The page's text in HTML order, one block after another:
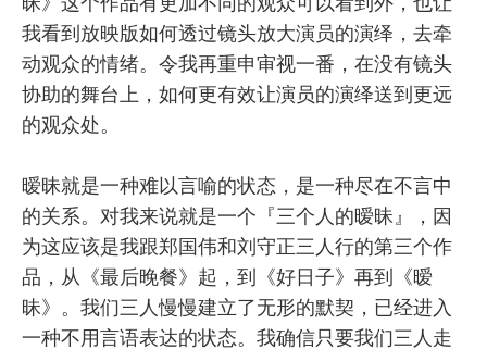
我看到放映版如何透过镜头放大演员的演绎，去牵
动观众的情绪。令我再重申审视一番，在没有镜头
协助的舞台上，如何更有效让演员的演绎送到更远
的观众处。
暧昧就是一种难以言喻的状态，是一种尽在不言中
的关系。对我来说就是一个『三个人的暧昧』，因
为这应该是我跟郑国伟和刘守正三人行的第三个作
品，从《最后晚餐》起，到《好日子》再到《暧
昧》。我们三人慢慢建立了无形的默契，已经进入
一种不用言语表达的状态。我确信只要我们三人走